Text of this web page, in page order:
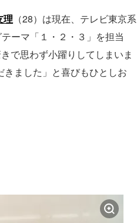
理 （28）は現在、テレビ東京系
ーマ「１・２・３」を担当
で思わず小躍りしてしまいま
ました」と喜びもひとしお